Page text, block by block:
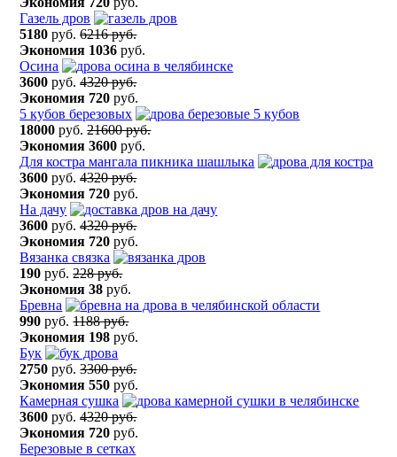
Газель дров
5180 руб.6216 руб.
Экономия 1036 руб.
Осина
3600 руб.4320 руб.
Экономия 720 руб.
5 кубов березовых
18000 руб.21600 руб.
Экономия 3600 руб.
Для костра мангала пикника шашлыка
3600 руб.4320 руб.
Экономия 720 руб.
На дачу
3600 руб.4320 руб.
Экономия 720 руб.
Вязанка связка
190 руб.228 руб.
Экономия 38 руб.
Бревна
990 руб.1188 руб.
Экономия 198 руб.
Бук
2750 руб.3300 руб.
Экономия 550 руб.
Камерная сушка
3600 руб.4320 руб.
Экономия 720 руб.
Березовые в сетках